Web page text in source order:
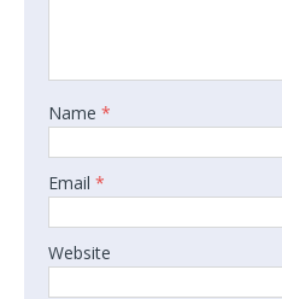
Name *
Email *
Website